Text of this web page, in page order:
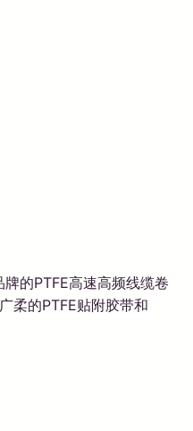
的PTFE高速高频线缆卷
柔的PTFE贴附胶带和